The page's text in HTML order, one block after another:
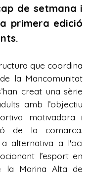
de setmana i
primera edició
que coordina
la Mancomunitat
creat una sèrie
amb l’objectiu
motivadora i
de la comarca.
alternativa a l'oci
l’esport en
la Marina Alta de